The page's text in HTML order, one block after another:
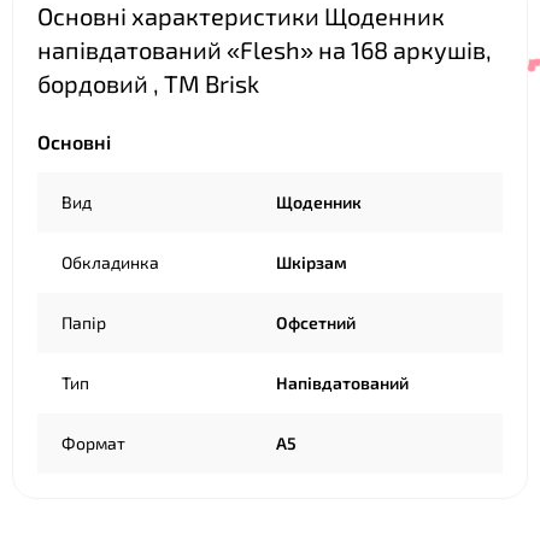
Основні характеристики Щоденник
напівдатований «Flesh» на 168 аркушів,
бордовий , ТМ Brisk
Основні
Вид Щоденник
Обкладинка Шкірзам
Папір Офсетний
Тип Напівдатований
Формат А5